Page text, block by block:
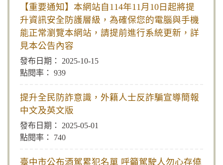
【重要通知】本網站自114年11月10日起將提
升資訊安全防護層級，為確保您的電腦與手機
能正常瀏覽本網站，請提前進行系統更新，詳
見本公告內容
2025-10-15
939
提升全民防詐意識，外籍人士反詐騙宣導簡報
中文及英文版
2025-05-01
740
臺中市公布酒駕累犯名單 呼籲駕駛人勿心存僥